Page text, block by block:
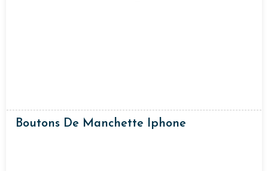
Boutons De Manchette Iphone